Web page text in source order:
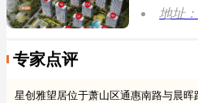
地址：
专家点评
星创雅望居位于萧山区通惠南路与晨